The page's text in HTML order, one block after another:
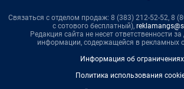
Связаться с отделом продаж: 8 (383) 212-52-52, 8
с сотового бесплатный),
Редакция сайта не несет ответственности
информации, содержащейся в рекламных
Информация об ограничениях
Политика использования